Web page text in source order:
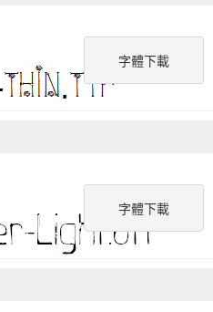
字體下載
字體下載